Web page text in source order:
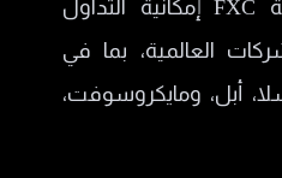
تقدم شركة FXC إمكانية التداول
العالمية، بما في
أبل، ومايكروسوفت،